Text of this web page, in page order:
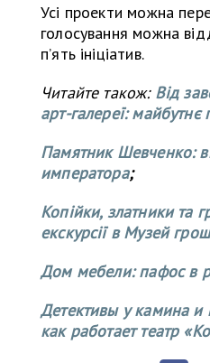
Усі проекти можна
голосування можна
пʼять ініціатив.
Читайте також: Від
арт-галереї:
Памятник Шевченко:
императора;
Копійки, златники та
екскурсії в Музей
Дом мебели: пафос в
Детективы у камина
как работает театр